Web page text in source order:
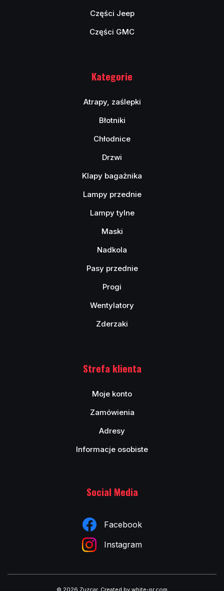
Części Jeep
Części GMC
Kategorie
Atrapy, zaślepki
Błotniki
Chłodnice
Drzwi
Klapy bagażnika
Lampy przednie
Lampy tylne
Maski
Nadkola
Pasy przednie
Progi
Wentylatory
Zderzaki
Strefa klienta
Moje konto
Zamówienia
Adresy
Informacje osobiste
Social Media
Facebook
Instagram
© 2026 Zuzcar. Created by white-pr.com